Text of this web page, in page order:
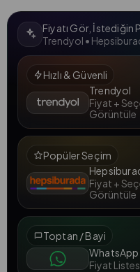
Fiyatı Gör, İstediğin
Trendyol •
Hızlı & Güvenli
Trendyol
Fiyat +
Görüntüle
Popüler Seçim
Fiyat +
Görüntüle
Toptan / Bayi
WhatsApp
Fiyat